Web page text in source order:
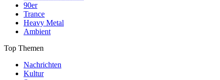
90er
Trance
Heavy Metal
Ambient
Top Themen
Nachrichten
Kultur